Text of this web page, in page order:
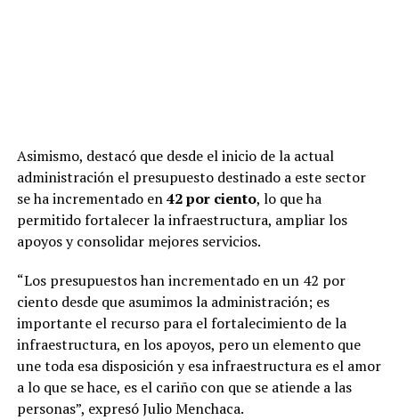
Asimismo, destacó que desde el inicio de la actual
administración el presupuesto destinado a este sector
se ha incrementado en42 por ciento, lo que ha
permitido fortalecer la infraestructura, ampliar los
apoyos y consolidar mejores servicios.
“Los presupuestos han incrementado en un 42 por
ciento desde que asumimos la administración; es
importante el recurso para el fortalecimiento de la
infraestructura, en los apoyos, pero un elemento que
une toda esa disposición y esa infraestructura es el amor
a lo que se hace, es el cariño con que se atiende a las
personas”, expresó Julio Menchaca.